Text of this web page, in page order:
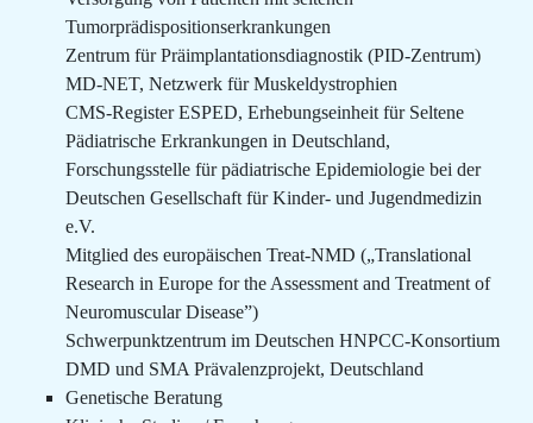
Tumorprädispositionserkrankungen
Zentrum für Präimplantationsdiagnostik (PID-Zentrum)
MD-NET, Netzwerk für Muskeldystrophien
CMS-Register ESPED, Erhebungseinheit für Seltene
Pädiatrische Erkrankungen in Deutschland,
Forschungsstelle für pädiatrische Epidemiologie bei der
Deutschen Gesellschaft für Kinder- und Jugendmedizin
e.V.
Mitglied des europäischen Treat-NMD („Translational
Research in Europe for the Assessment and Treatment of
Neuromuscular Disease”)
Schwerpunktzentrum im Deutschen HNPCC-Konsortium
DMD und SMA Prävalenzprojekt, Deutschland
Genetische Beratung